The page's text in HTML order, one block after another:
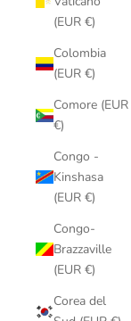
(EUR €)
Colombia
(EUR €)
Comore (EUR
€)
Congo -
Kinshasa
(EUR €)
Congo-
Brazzaville
(EUR €)
Corea del